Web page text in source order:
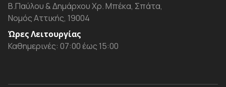
Β.Παύλου & Δημάρχου Χρ. Μπέκα, Σπάτα,
Νομός Αττικής, 19004
Ώρες Λειτουργίας
Καθημερινές: 07:00 έως 15:00